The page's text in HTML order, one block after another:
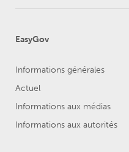
EasyGov
Informations générales
Actuel
Informations aux médias
Informations aux autorités